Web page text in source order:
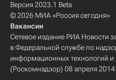
Версия 2023.1 Beta
© 2026 МИА «Россия сегодня»
Вакансии
Сетевое издание РИА Новости
в Федеральной службе по
информационных технологий
(Роскомнадзор) 08 апреля 2014